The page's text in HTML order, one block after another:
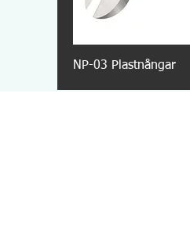
NP-03 Plastnångar